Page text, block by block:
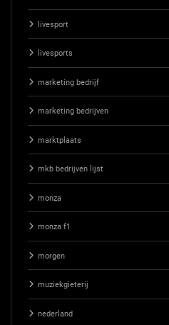
livesport
livesports
marketing bedrijf
marketing bedrijven
marktplaats
mkb bedrijven lijst
monza
monza f1
morgen
muziekgieterij
nederland